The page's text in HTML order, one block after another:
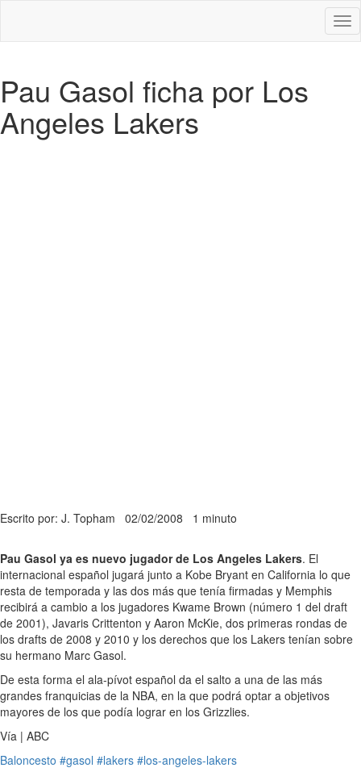
Pau Gasol ficha por Los
Angeles Lakers
Escrito por: J. Topham 02/02/2008 1 minuto
Pau Gasol ya es nuevo jugador de Los Angeles Lakers. El
internacional español jugará junto a Kobe Bryant en California lo que
resta de temporada y las dos más que tenía firmadas y Memphis
recibirá a cambio a los jugadores Kwame Brown (número 1 del draft
de 2001), Javaris Crittenton y Aaron McKie, dos primeras rondas de
los drafts de 2008 y 2010 y los derechos que los Lakers tenían sobre
su hermano Marc Gasol.
De esta forma el ala-pívot español da el salto a una de las más
grandes franquicias de la NBA, en la que podrá optar a objetivos
mayores de los que podía lograr en los Grizzlies.
Vía | ABC
Baloncesto #gasol #lakers #los-angeles-lakers